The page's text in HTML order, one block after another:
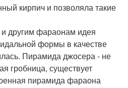
кирпич и позволяла такие
другим фараонам идея
формы в качестве
Пирамида джосера - не
гробница, существует
пирамида фараона